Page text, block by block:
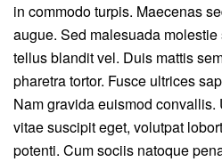
in commodo turpis. Maecenas
augue. Sed malesuada
tellus blandit vel. Duis mattis
pharetra tortor. Fusce ultrices
Nam gravida euismod
vitae suscipit eget, volutpat
potenti. Cum sociis natoque